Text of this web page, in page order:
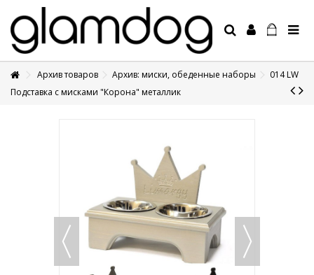
+7 495 1250410
Архив товаров Архив: миски, обеденные наборы
014 LW
Подставка с мисками "Корона" металлик